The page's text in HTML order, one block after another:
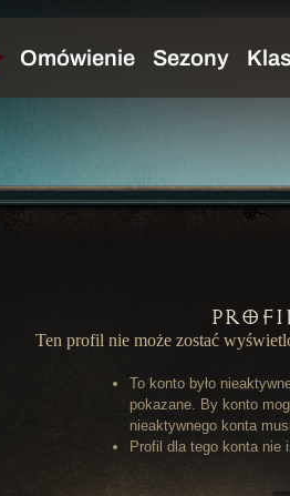
Ten profil nie może zostać
To konto było
pokazane. By konto
nieaktywnego konta
Profil dla tego konta nie